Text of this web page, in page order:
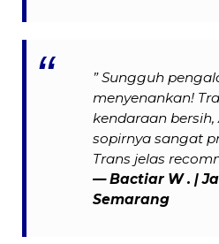
” Sungguh
menyenankan!
kendaraan bersih,
sopirnya sangat
Trans jelas
— Bactiar W . |
Semarang